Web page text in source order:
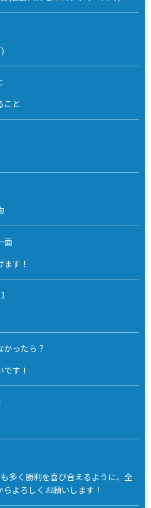
こと
面
す！
かったら？
す！
多く勝利を喜び合えるように、全
よろしくお願いします！